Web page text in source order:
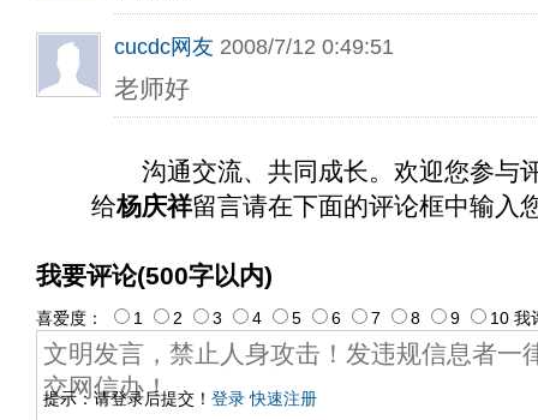
cucdc网友 2008/7/12 0:49:51
老师好
沟通交流、共同成长。欢迎您参与
给杨庆祥留言请在下面的评论框中输入
我要评论(500字以内)
提示：请登录后提交！ 登录 快速注册
喜爱度： 1 2 3 4 5 6 7 8 9 10 我